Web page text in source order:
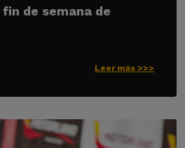
de semana de
Leer más >>>